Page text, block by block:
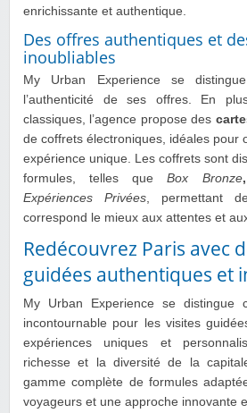
enrichissante et authentique.
Des offres authentiques et
inoubliables
My Urban Experience se
l’authenticité de ses offres. En
classiques, l’agence propose des
de coffrets électroniques, idéales pour
expérience unique. Les coffrets sont
formules, telles queBox Bronze
Expériences Privées, permettant
correspond le mieux aux attentes et
Redécouvrez Paris avec
guidées authentiques et
My Urban Experience se distingue
incontournable pour les visites
expériences uniques et
richesse et la diversité de la
gamme complète de formules
voyageurs et une approche innovante